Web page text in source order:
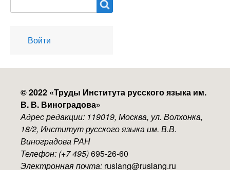
User
account
Войти
© 2022 «Труды Института русского языка им.
В. В. Виноградова»
Адрес редакции: 119019, Москва, ул. Волхонка,
18/2, Институт русского языка им. В.В.
Виноградова РАН
Телефон: (+7 495)695-26-60
Электронная почта: ruslang@ruslang.ru